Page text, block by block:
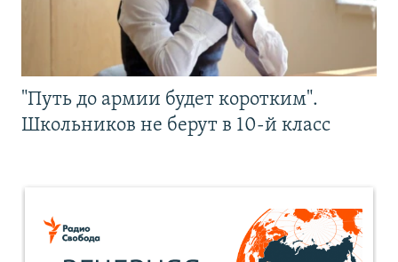
"Путь до армии будет коротким".
Школьников не берут в 10-й класс